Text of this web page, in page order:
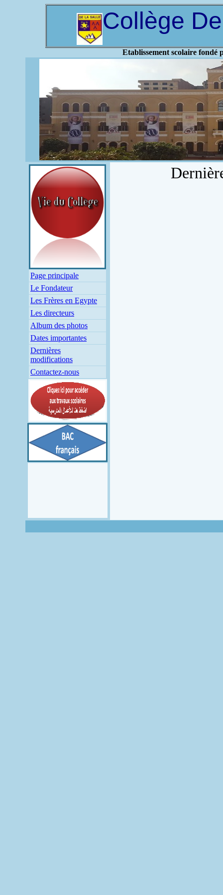
Collège
Etablissement scolaire fondé
Page principale
Le Fondateur
Les Frères en Egypte
Les directeurs
Album des photos
Dates importantes
Dernières
modifications
Contactez-nous